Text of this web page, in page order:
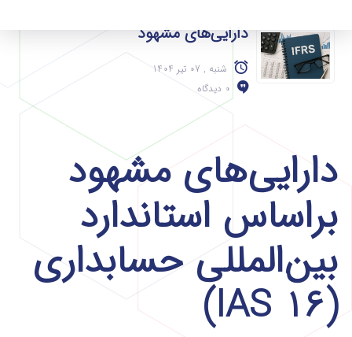
دارایی‌های مشهود
شنبه , 07 تیر 1404
0 دیدگاه
دارایی‌های مشهود
براساس استاندارد
بین‌المللی حسابداری
(IAS 16)